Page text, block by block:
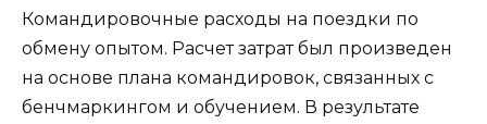
Командировочные расходы на поездки по
обмену опытом. Расчет затрат был произведен
на основе плана командировок, связанных с
бенчмаркингом и обучением. В результате